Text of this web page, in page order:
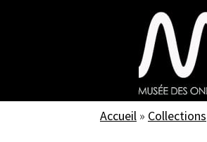
Accueil » Collections